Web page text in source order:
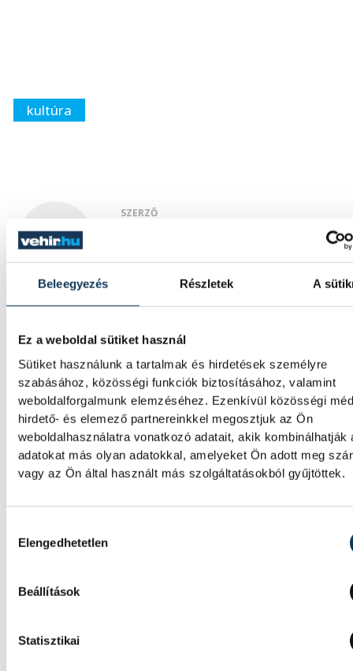
Beleegyezés Részletek A
Ez a weboldal sütiket használ
Sütiket használunk a tartalmak és hirdetések személyre
szabásához, közösségi funkciók biztosításához, valamint
weboldalforgalmunk elemzéséhez. Ezenkívül közösségi
hirdető- és elemező partnereinkkel megosztjuk az Ön
weboldalhasználatra vonatkozó adatait, akik kombinálhatják
adatokat más olyan adatokkal, amelyeket Ön adott meg
vagy az Ön által használt más szolgáltatásokból gyűjtöttek.
Elengedhetetlen
Beállítások
Statisztikai
kultúra
SZERZŐ
Szabolcs